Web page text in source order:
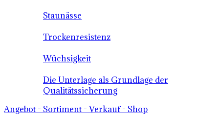
Staunässe
Trockenresistenz
Wüchsigkeit
Die Unterlage als Grundlage der
Qualitätssicherung
Angebot - Sortiment - Verkauf - Shop